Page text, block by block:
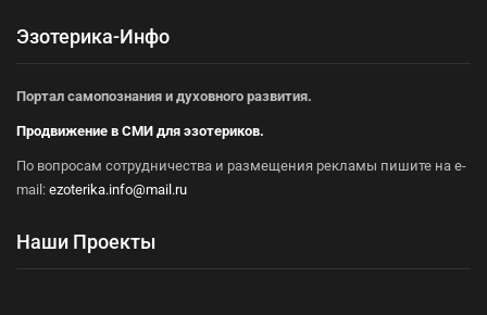
Эзотерика-Инфо
Портал самопознания и духовного развития.
Продвижение в СМИ для эзотериков.
По вопросам сотрудничества и размещения рекламы пишите на e-
mail: ezoterika.info@mail.ru
Наши Проекты